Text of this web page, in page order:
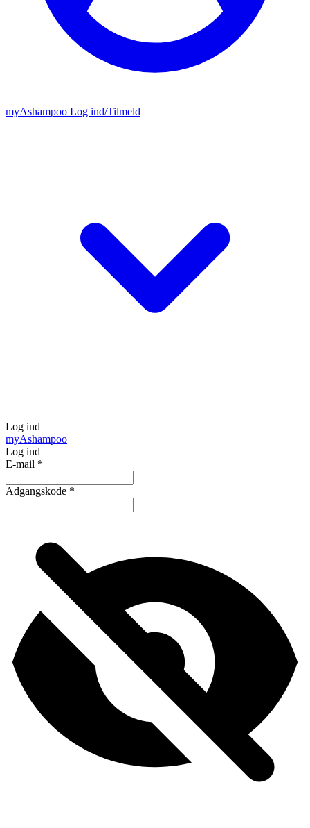
myAshampoo Log ind/Tilmeld
Log ind
myAshampoo
Log ind
E-mail *
Adgangskode *